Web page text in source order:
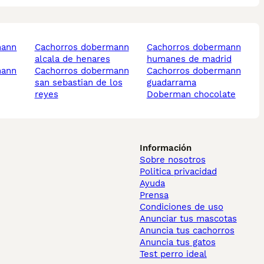
cachorros dobermann
alcala de henares
cachorros dobermann
san sebastian de los
reyes
cachorros dobermann
humanes de madrid
cachorros dobermann
guadarrama
doberman chocolate
Información
Sobre nosotros
Politica privacidad
Ayuda
Prensa
Condiciones de uso
Anunciar tus mascotas
Anuncia tus cachorros
Anuncia tus gatos
Test perro ideal